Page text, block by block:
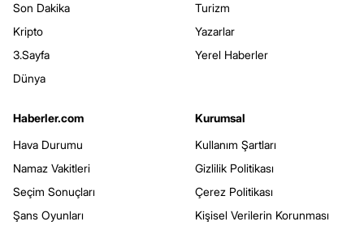
Son Dakika
Kripto
3.Sayfa
Dünya
Turizm
Yazarlar
Yerel Haberler
Haberler.com
Hava Durumu
Namaz Vakitleri
Seçim Sonuçları
Şans Oyunları
Kurumsal
Kullanım Şartları
Gizlilik Politikası
Çerez Politikası
Kişisel Verilerin Korunması